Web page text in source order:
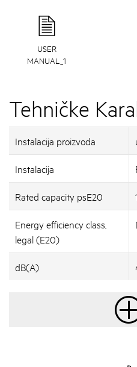
USER
MANUAL_1
Tehničke
Instalacija proizvoda
Instalacija
Rated capacity psE20
Energy efficiency class,
legal (E20)
dB(A)